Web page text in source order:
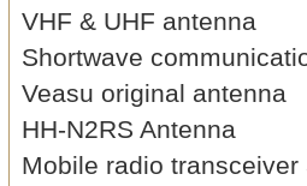
VHF & UHF antenna
Shortwave
Veasu original antenna
HH-N2RS Antenna
Mobile radio transceiver